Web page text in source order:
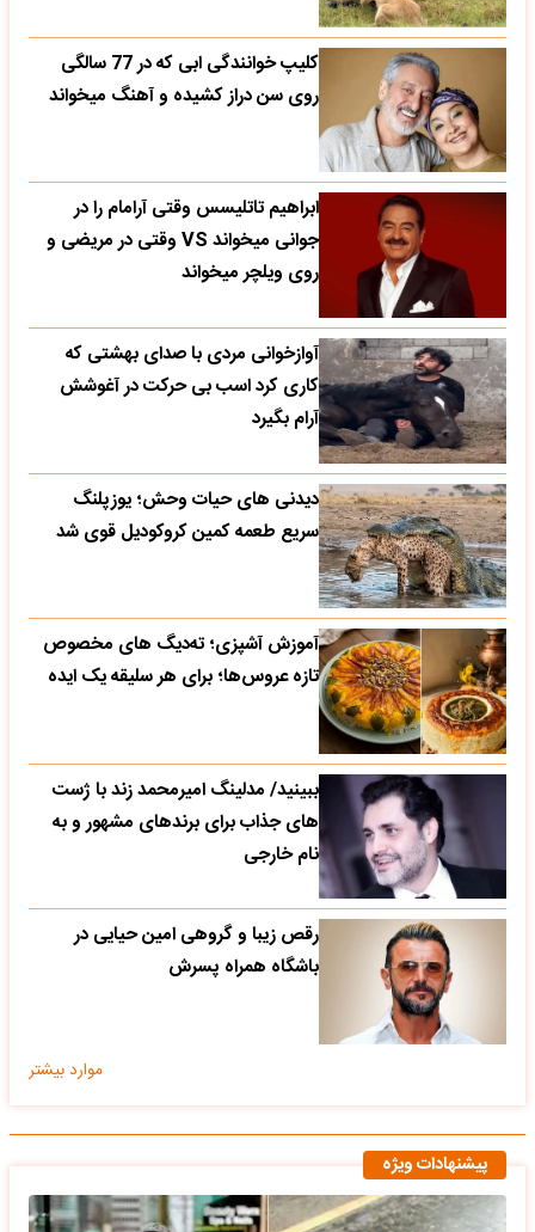
کلیپ خوانندگی ابی که در 77 سالگی
روی سن دراز کشیده و آهنگ میخواند
ابراهیم تاتلیسس وقتی آرامام را در
جوانی میخواند VS وقتی در مریضی و
روی ویلچر میخواند
آوازخوانی مردی با صدای بهشتی که
کاری کرد اسب بی حرکت در آغوشش
آرام بگیرد
دیدنی های حیات وحش؛ یوزپلنگ
سریع طعمه کمین کروکودیل قوی شد
آموزش آشپزی؛ ته‌دیگ‌ های مخصوص
تازه‌ عروس‌ها؛ برای هر سلیقه یک ایده
ببینید/ مدلینگ امیرمحمد زند با ژست
های جذاب برای برندهای مشهور و به
نام خارجی
رقص زیبا و گروهی امین حیایی در
باشگاه همراه پسرش
موارد بیشتر
پیشنهادات ویژه